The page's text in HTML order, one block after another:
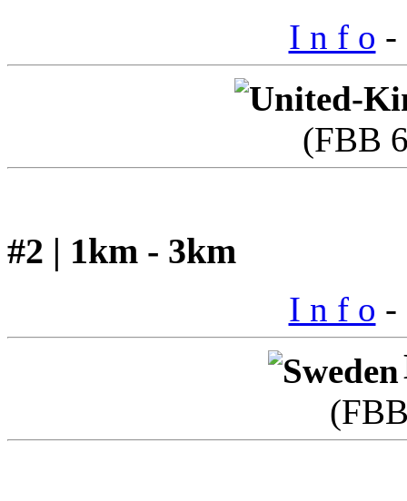
I n f o -
(FBB
#2 | 1km - 3km
I n f o -